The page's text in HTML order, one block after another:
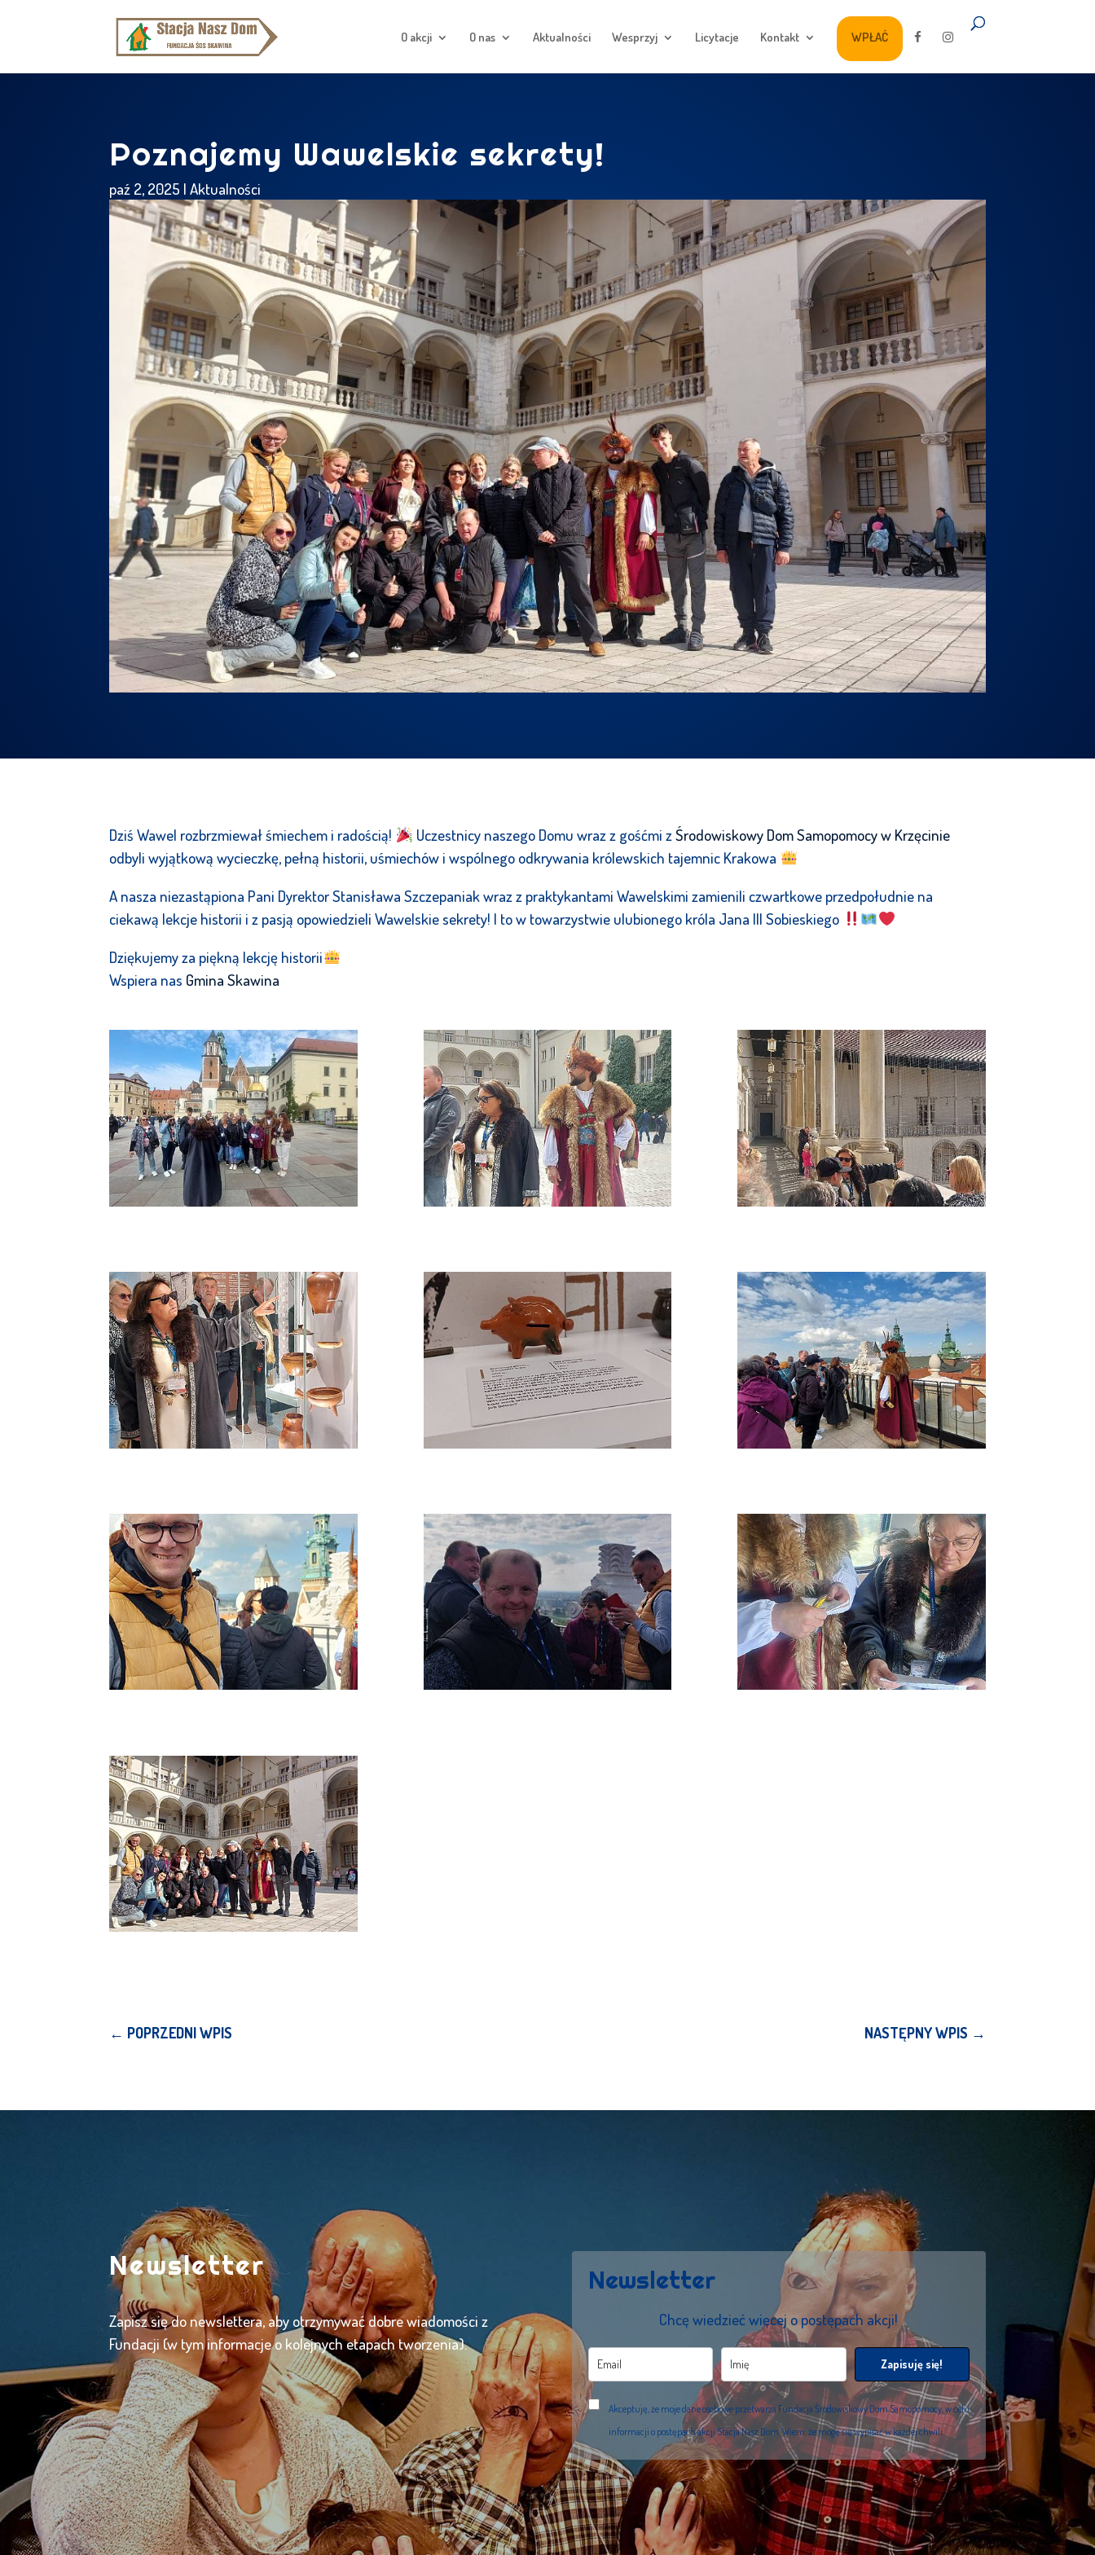
O akcji O nas Aktualności Wesprzyj Licytacje Kontakt WPŁAĆ
Poznajemy Wawelskie sekrety!
paź 2, 2025 |Aktualności
Dziś Wawel rozbrzmiewał śmiechem i radością! Uczestnicy naszego Domu wraz z gośćmi zŚrodowiskowy Dom Samopomocy w Krzęcinie
odbyli wyjątkową wycieczkę, pełną historii, uśmiechów i wspólnego odkrywania królewskich tajemnic Krakowa
A nasza niezastąpiona Pani Dyrektor Stanisława Szczepaniak wraz z praktykantami Wawelskimi zamienili czwartkowe przedpołudnie na
ciekawą lekcje historii i z pasją opowiedzieli Wawelskie sekrety! I to w towarzystwie ulubionego króla Jana III Sobieskiego
Dziękujemy za piękną lekcję historii
Wspiera nas Gmina Skawina
← POPRZEDNI WPIS NASTĘPNY WPIS →
Newsletter
Zapisz się do newslettera, aby otrzymywać dobre wiadomości z
Fundacji (w tym informacje o kolejnych etapach tworzenia).
Newsletter
Chcę wiedzieć więcej o postępach akcji!
Zapisuję się!
Akceptuję, że moje dane osobowe przetwarza Fundacja Środowiskowy Dom Samopomocy, w celu
informacji o postępach akcji Stacja Nasz Dom. Wiem, że mogę się wypisać w każdej chwili.